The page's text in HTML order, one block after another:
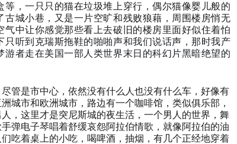
等，一只只的猫在垃圾堆上穿行，偶尔猫像婴儿般的
古城小巷，又是一片空旷和残败狼藉，周围楼房悄无
气中让你感觉那些看上去破旧的楼房里面好似住着怕
只听到克瑞斯拖鞋的啪啪声和我们说话声，那时我产
游者走在美国一部人类世界末日的科幻片黑暗绝望的
管是市中心，依然没有什么人也没有什么车，好像有
洲城市和欧洲城市，路边有一个咖啡馆，类似俱乐部，
，这里才是突尼斯城的夜生活，一个男人的世界，舞
弹电子琴唱着舒缓哀怨阿拉伯情歌，就像阿拉伯的油
吃着桌上的小吃，喝啤酒，抽烟，有几个正经地穿着